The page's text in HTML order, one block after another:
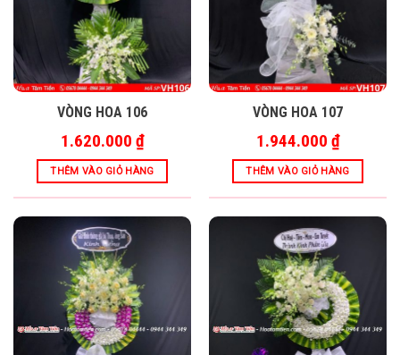
VÒNG HOA 106
1.620.000 ₫
THÊM VÀO GIỎ HÀNG
VÒNG HOA 107
1.944.000 ₫
THÊM VÀO GIỎ HÀNG